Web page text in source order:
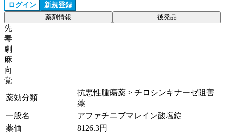
ログイン 新規登録
薬剤情報 後発品
先
毒
劇
麻
向
覚
薬効分類
抗悪性腫瘍薬 > チロシンキナーゼ阻害
薬
一般名
アファチニブマレイン酸塩錠
薬価
8126.3円